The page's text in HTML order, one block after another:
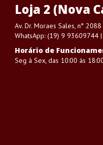
Loja 2 (Nova
Av. Dr. Moraes Sales, n°
WhatsApp: (19) 9
Horário de
Seg à Sex, das 10:00 às